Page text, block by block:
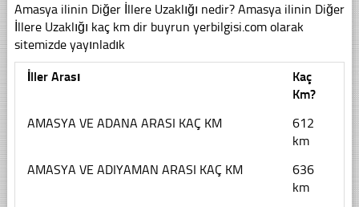
Amasya ilinin Diğer İllere Uzaklığı nedir? Amasya ilinin Diğer
İllere Uzaklığı kaç km dir buyrun yerbilgisi.com olarak
sitemizde yayınladık
İller Arası
Kaç
Km?
AMASYA VE ADANA ARASI KAÇ KM
612
km
AMASYA VE ADIYAMAN ARASI KAÇ KM
636
km